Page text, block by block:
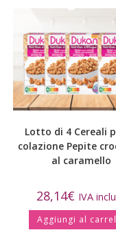
Lotto di 4 Cereali
colazione Pepite
al caramello
28,14€ IVA
Aggiungi al